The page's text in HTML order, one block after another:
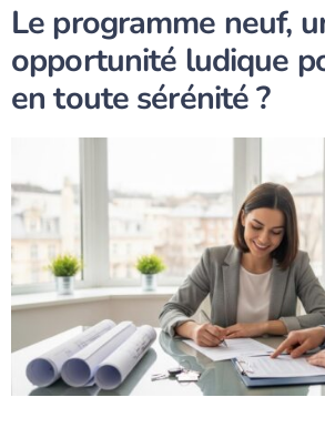
Le programme neuf,
opportunité ludique
en toute sérénité ?